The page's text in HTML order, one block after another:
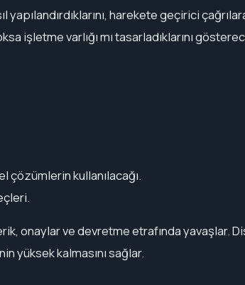
yapılandırdıklarını, harekete geçirici
işletme varlığı mı tasarladıklarını
çözümlerin kullanılacağı.
onaylar ve devretme etrafında yavaşlar.
yüksek kalmasını sağlar.